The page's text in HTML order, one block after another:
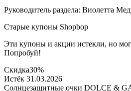
Руководитель раздела: Виолетта
Старые купоны Shopbop
Эти купоны и акции истекли, но
Попробуй!
Скидка30%
Истёк 31.03.2026
Солнцезащитные очки DOLCE &